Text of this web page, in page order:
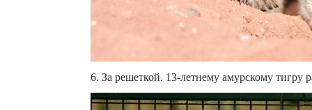
6. За решеткой. 13-летнему амурскому